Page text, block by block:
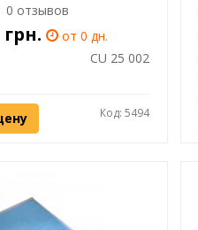
0 отзывов
грн.
от 0 дн.
CU 25 002
Код: 5494